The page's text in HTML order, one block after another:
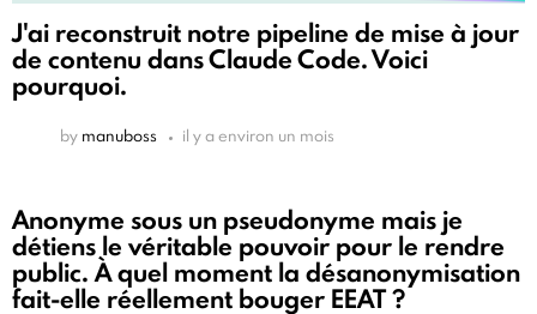
J'ai reconstruit notre pipeline de mise à jour
de contenu dans Claude Code. Voici
pourquoi.
by manuboss il y a environ un mois
Anonyme sous un pseudonyme mais je
détiens le véritable pouvoir pour le rendre
public. À quel moment la désanonymisation
fait-elle réellement bouger EEAT ?